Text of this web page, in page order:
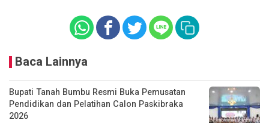
Baca Lainnya
Bupati Tanah Bumbu Resmi Buka Pemusatan
Pendidikan dan Pelatihan Calon Paskibraka
2026